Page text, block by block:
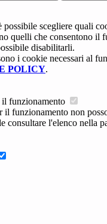
possibile scegliere quali
quelli che consentono il
disabilitarli.
i cookie necessari al
POLICY.
il funzionamento
il funzionamento non
consultare l'elenco nella